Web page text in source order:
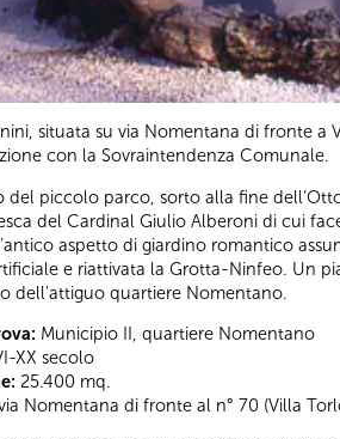
situata su via Nomentana di fronte
con la Sovraintendenza Comunale.
del piccolo parco, sorto alla fine
del Cardinal Giulio Alberoni di cui
aspetto di giardino romantico
e riattivata la Grotta-Ninfeo. Un
dell'attiguo quartiere Nomentano.
Municipio II, quartiere Nomentano
XX secolo
25.400 mq.
Nomentana di fronte al n° 70 (Villa